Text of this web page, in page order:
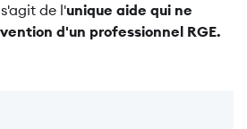
de l'unique aide qui ne
d'un professionnel RGE.